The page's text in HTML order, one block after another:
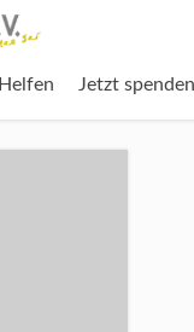
Helfen Jetzt spenden